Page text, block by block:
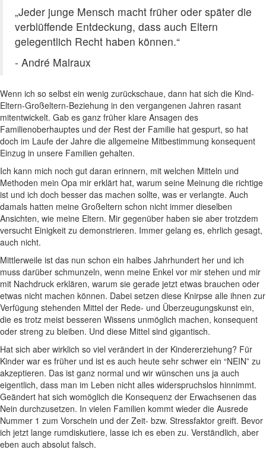
„Jeder junge Mensch macht früher oder später die
verblüffende Entdeckung, dass auch Eltern
gelegentlich Recht haben können.“
- André Malraux
Wenn ich so selbst ein wenig zurückschaue, dann hat sich die Kind-
Eltern-Großeltern-Beziehung in den vergangenen Jahren rasant
mitentwickelt. Gab es ganz früher klare Ansagen des
Familienoberhauptes und der Rest der Familie hat gespurt, so hat
doch im Laufe der Jahre die allgemeine Mitbestimmung konsequent
Einzug in unsere Familien gehalten.
Ich kann mich noch gut daran erinnern, mit welchen Mitteln und
Methoden mein Opa mir erklärt hat, warum seine Meinung die richtige
ist und ich doch besser das machen sollte, was er verlangte. Auch
damals hatten meine Großeltern schon nicht immer dieselben
Ansichten, wie meine Eltern. Mir gegenüber haben sie aber trotzdem
versucht Einigkeit zu demonstrieren. Immer gelang es, ehrlich gesagt,
auch nicht.
Mittlerweile ist das nun schon ein halbes Jahrhundert her und ich
muss darüber schmunzeln, wenn meine Enkel vor mir stehen und mir
mit Nachdruck erklären, warum sie gerade jetzt etwas brauchen oder
etwas nicht machen können. Dabei setzen diese Knirpse alle ihnen zur
Verfügung stehenden Mittel der Rede- und Überzeugungskunst ein,
die es trotz meist besseren Wissens unmöglich machen, konsequent
oder streng zu bleiben. Und diese Mittel sind gigantisch.
Hat sich aber wirklich so viel verändert in der Kindererziehung? Für
Kinder war es früher und ist es auch heute sehr schwer ein “NEIN” zu
akzeptieren. Das ist ganz normal und wir wünschen uns ja auch
eigentlich, dass man im Leben nicht alles widerspruchslos hinnimmt.
Geändert hat sich womöglich die Konsequenz der Erwachsenen das
Nein durchzusetzen. In vielen Familien kommt wieder die Ausrede
Nummer 1 zum Vorschein und der Zeit- bzw. Stressfaktor greift. Bevor
ich jetzt lange rumdiskutiere, lasse ich es eben zu. Verständlich, aber
eben auch absolut falsch.